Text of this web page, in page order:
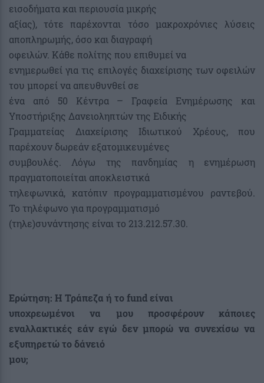
εισοδήματα και περιουσία μικρής
αξίας), τότε παρέχονται τόσο μακροχρόνιες λύσεις
αποπληρωμής, όσο και διαγραφή
οφειλών. Κάθε πολίτης που επιθυμεί να
ενημερωθεί για τις επιλογές διαχείρισης των οφειλών
του μπορεί να απευθυνθεί σε
ένα από 50 Κέντρα – Γραφεία Ενημέρωσης και
Υποστήριξης Δανειοληπτών της Ειδικής
Γραμματείας Διαχείρισης Ιδιωτικού Χρέους, που
παρέχουν δωρεάν εξατομικευμένες
συμβουλές. Λόγω της πανδημίας η ενημέρωση
πραγματοποιείται αποκλειστικά
τηλεφωνικά, κατόπιν προγραμματισμένου ραντεβού.
Το τηλέφωνο για προγραμματισμό
(τηλε)συνάντησης είναι το 213.212.57.30.
Ερώτηση: Η Τράπεζα ή τοfund είναι
υποχρεωμένοι να μου προσφέρουν κάποιες
εναλλακτικές εάν εγώ δεν μπορώ να συνεχίσω να
εξυπηρετώ το δάνειό
μου;